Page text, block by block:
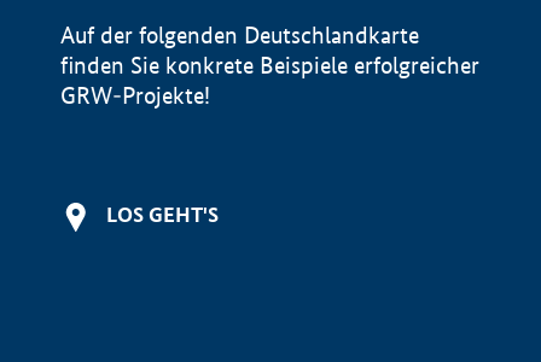
Auf der folgenden Deutschlandkarte
finden Sie konkrete Beispiele erfolgreicher
GRW-Projekte!
LOS GEHT'S